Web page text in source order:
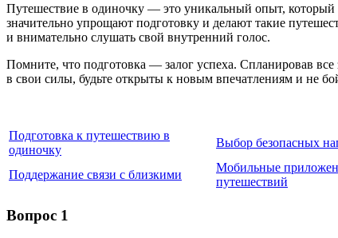
Путешествие в одиночку — это уникальный опыт, который
значительно упрощают подготовку и делают такие
и внимательно слушать свой внутренний голос.
Помните, что подготовка — залог успеха. Спланировав
в свои силы, будьте открыты к новым впечатлениям и не
Подготовка к путешествию в
одиночку
Выбор безопасных
Поддержание связи с близкими
Мобильные
путешествий
Вопрос 1